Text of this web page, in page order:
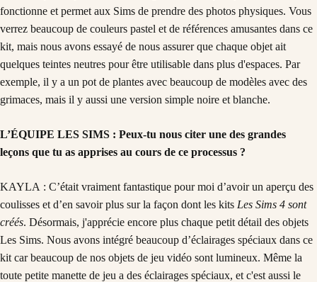
fonctionne et permet aux Sims de prendre des photos physiques. Vous
verrez beaucoup de couleurs pastel et de références amusantes dans ce
kit, mais nous avons essayé de nous assurer que chaque objet ait
quelques teintes neutres pour être utilisable dans plus d'espaces. Par
exemple, il y a un pot de plantes avec beaucoup de modèles avec des
grimaces, mais il y aussi une version simple noire et blanche.
L’ÉQUIPE LES SIMS : Peux-tu nous citer une des grandes
leçons que tu as apprises au cours de ce processus ?
KAYLA : C’était vraiment fantastique pour moi d’avoir un aperçu des
coulisses et d’en savoir plus sur la façon dont les kits Les Sims 4 sont
créés. Désormais, j'apprécie encore plus chaque petit détail des objets
Les Sims. Nous avons intégré beaucoup d’éclairages spéciaux dans ce
kit car beaucoup de nos objets de jeu vidéo sont lumineux. Même la
toute petite manette de jeu a des éclairages spéciaux, et c'est aussi le